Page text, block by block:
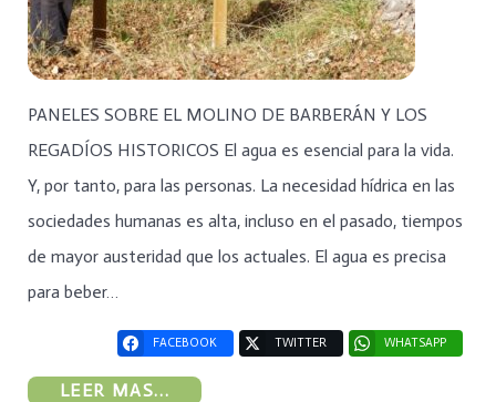
PANELES SOBRE EL MOLINO DE BARBERÁN Y LOS
REGADÍOS HISTORICOS El agua es esencial para la vida.
Y, por tanto, para las personas. La necesidad hídrica en las
sociedades humanas es alta, incluso en el pasado, tiempos
de mayor austeridad que los actuales. El agua es precisa
para beber…
FACEBOOK TWITTER WHATSAPP
LEER MAS...